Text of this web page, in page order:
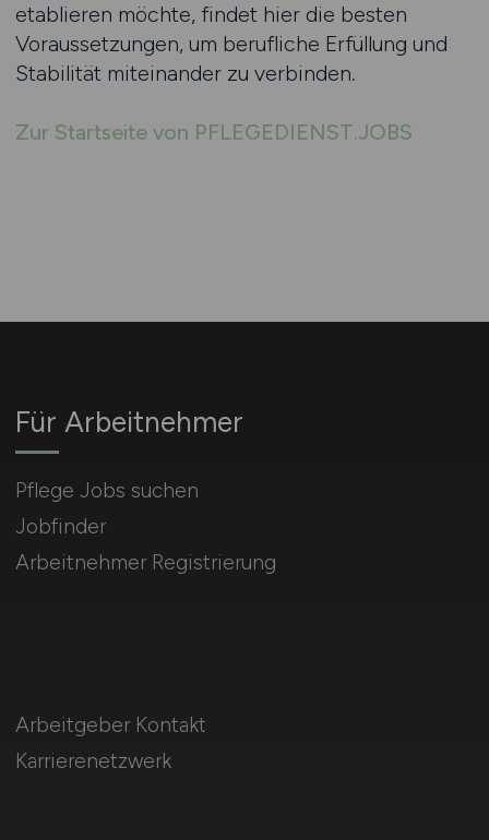
etablieren möchte, findet hier die besten
Voraussetzungen, um berufliche Erfüllung und
Stabilität miteinander zu verbinden.
Zur Startseite von PFLEGEDIENST.JOBS
Für Arbeitnehmer
Pflege Jobs suchen
Jobfinder
Arbeitnehmer Registrierung
Arbeitgeber Kontakt
Karrierenetzwerk